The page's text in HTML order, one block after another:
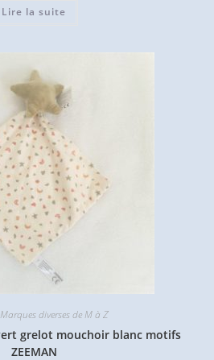
Lire la suite
diverses de M à Z
grelot mouchoir blanc motifs
ZEEMAN